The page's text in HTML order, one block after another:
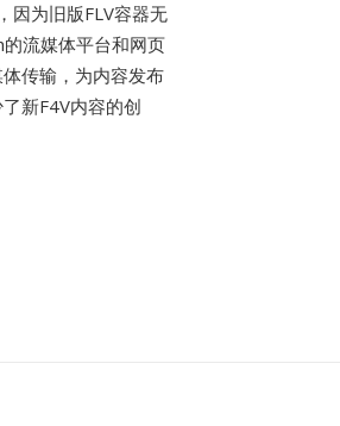
因为旧版FLV容器无
流媒体平台和网页
传输，为内容发布
新F4V内容的创